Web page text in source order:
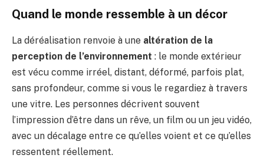
Quand le monde ressemble à un décor
La déréalisation renvoie à une altération de la
perception de l’environnement : le monde extérieur
est vécu comme irréel, distant, déformé, parfois plat,
sans profondeur, comme si vous le regardiez à travers
une vitre. Les personnes décrivent souvent
l’impression d’être dans un rêve, un film ou un jeu vidéo,
avec un décalage entre ce qu’elles voient et ce qu’elles
ressentent réellement.